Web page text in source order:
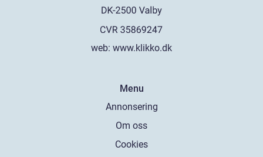
web: www.klikko.dk
Menu
Annonsering
Om oss
Cookies